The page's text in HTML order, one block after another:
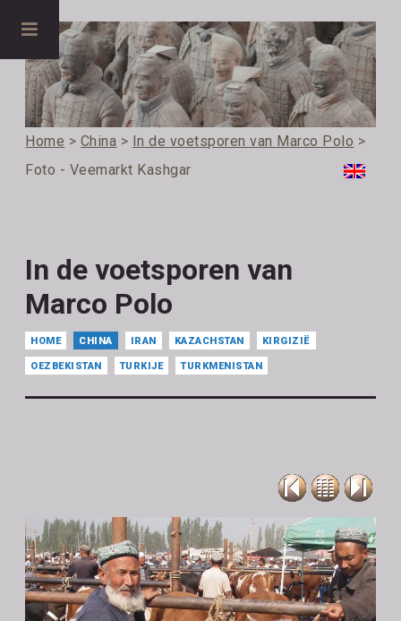
Home > China > In de voetsporen van Marco Polo >
Foto - Veemarkt Kashgar
In de voetsporen van
Marco Polo
HOME CHINA IRAN KAZACHSTAN KIRGIZIË
OEZBEKISTAN TURKIJE TURKMENISTAN